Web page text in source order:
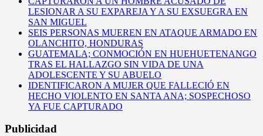
LESIONAR A SU EXPAREJA Y A SU EXSUEGRA EN
SAN MIGUEL
SEIS PERSONAS MUEREN EN ATAQUE ARMADO EN
OLANCHITO, HONDURAS
GUATEMALA; CONMOCIÓN EN HUEHUETENANGO
TRAS EL HALLAZGO SIN VIDA DE UNA
ADOLESCENTE Y SU ABUELO
IDENTIFICARON A MUJER QUE FALLECIÓ EN
HECHO VIOLENTO EN SANTA ANA; SOSPECHOSO
YA FUE CAPTURADO
Publicidad